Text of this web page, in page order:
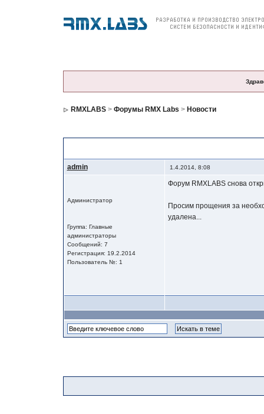
RMXLABS> Форумы RMX Labs > Новости
admin 1.4.2014, 8:08
Администратор
Группа: Главные
администраторы
Сообщений: 7
Регистрация: 19.2.2014
Пользователь №: 1
Форум RMXLABS снова
Просим прощения за
удалена...